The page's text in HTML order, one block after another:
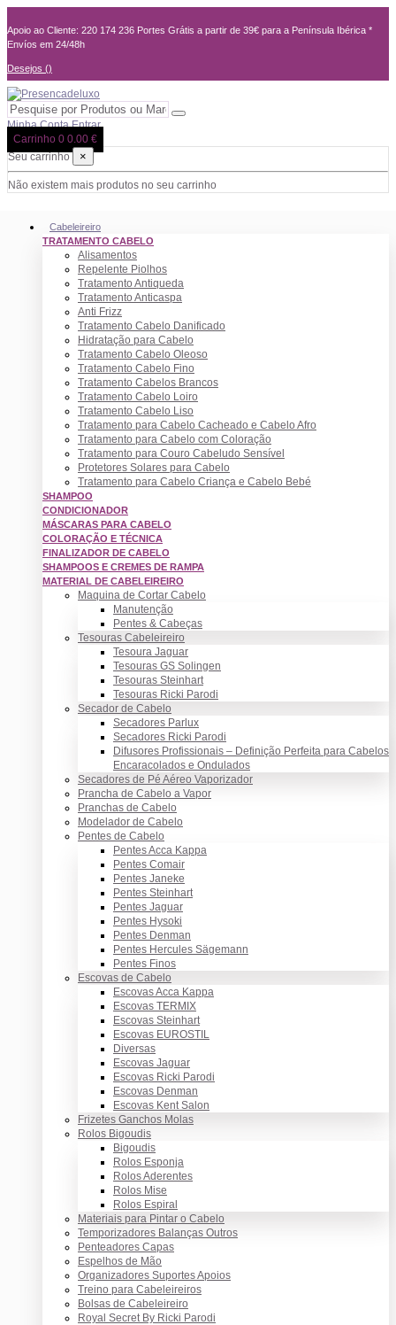
Apoio ao Cliente: 220 174 236 Portes Grátis a partir de 39€ para a Península Ibérica *
Envíos em 24/48h
Desejos ()
Minha Conta Entrar
Carrinho 0 0.00 €
Seu carrinho
×
Não existem mais produtos no seu carrinho
Cabeleireiro
TRATAMENTO CABELO
Alisamentos
Repelente Piolhos
Tratamento Antiqueda
Tratamento Anticaspa
Anti Frizz
Tratamento Cabelo Danificado
Hidratação para Cabelo
Tratamento Cabelo Oleoso
Tratamento Cabelo Fino
Tratamento Cabelos Brancos
Tratamento Cabelo Loiro
Tratamento Cabelo Liso
Tratamento para Cabelo Cacheado e Cabelo Afro
Tratamento para Cabelo com Coloração
Tratamento para Couro Cabeludo Sensível
Protetores Solares para Cabelo
Tratamento para Cabelo Criança e Cabelo Bebé
SHAMPOO
CONDICIONADOR
MÁSCARAS PARA CABELO
COLORAÇÃO E TÉCNICA
FINALIZADOR DE CABELO
SHAMPOOS E CREMES DE RAMPA
MATERIAL DE CABELEIREIRO
Maquina de Cortar Cabelo
Manutenção
Pentes & Cabeças
Tesouras Cabeleireiro
Tesoura Jaguar
Tesouras GS Solingen
Tesouras Steinhart
Tesouras Ricki Parodi
Secador de Cabelo
Secadores Parlux
Secadores Ricki Parodi
Difusores Profissionais – Definição Perfeita para Cabelos
Encaracolados e Ondulados
Secadores de Pé Aéreo Vaporizador
Prancha de Cabelo a Vapor
Pranchas de Cabelo
Modelador de Cabelo
Pentes de Cabelo
Pentes Acca Kappa
Pentes Comair
Pentes Janeke
Pentes Steinhart
Pentes Jaguar
Pentes Hysoki
Pentes Denman
Pentes Hercules Sägemann
Pentes Finos
Escovas de Cabelo
Escovas Acca Kappa
Escovas TERMIX
Escovas Steinhart
Escovas EUROSTIL
Diversas
Escovas Jaguar
Escovas Ricki Parodi
Escovas Denman
Escovas Kent Salon
Frizetes Ganchos Molas
Rolos Bigoudis
Bigoudis
Rolos Esponja
Rolos Aderentes
Rolos Mise
Rolos Espiral
Materiais para Pintar o Cabelo
Temporizadores Balanças Outros
Penteadores Capas
Espelhos de Mão
Organizadores Suportes Apoios
Treino para Cabeleireiros
Bolsas de Cabeleireiro
Royal Secret By Ricki Parodi